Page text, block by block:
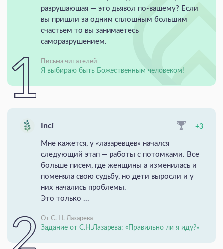
разрушаюшая — это дьявол по-вашему? Если
вы пришли за одним сплошным большим
счастьем то вы занимаетесь
саморазрушением.
Письма читателей
Я выбираю быть Божественным человеком!
Inci +3
Мне кажется, у «лазаревцев» начался
следующий этап — работы с потомками. Все
больше писем, где женщины а изменилась и
поменяла свою судьбу, но дети выросли и у
них начались проблемы.
Это только ...
От С. Н. Лазарева
Задание от С.Н.Лазарева: «Правильно ли я иду?»